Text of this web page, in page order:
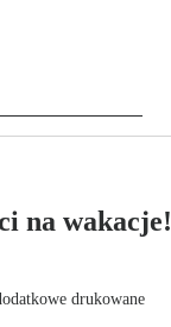
na wakacje!
drukowane